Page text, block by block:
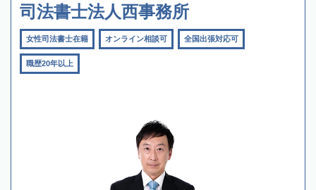
司法書士法人西事務所
女性司法書士在籍 オンライン相談可 全国出張対応可
職歴20年以上